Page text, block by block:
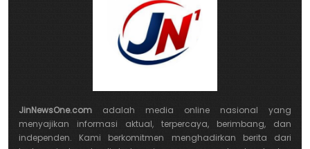
JinNewsOne.comadalah media online nasional yang
menyajikan informasi aktual, terpercaya, berimbang, dan
independen. Kami berkomitmen menghadirkan berita dari